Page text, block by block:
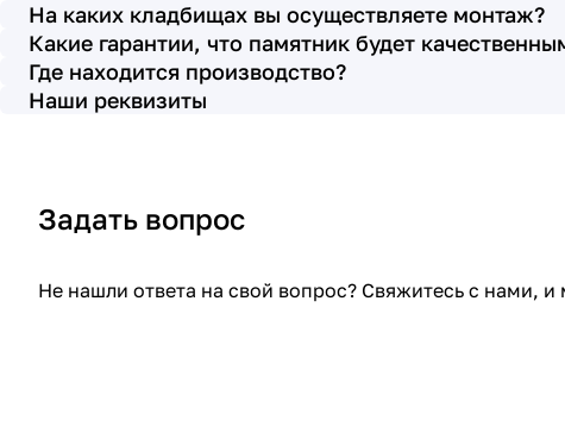
нареканий с нашей стороны, все наши
просьбы учтены. В первое наше
обращение мы также очень довольны
остались монтажниками - бригада
назначить эту же бригаду. Мне пошли
спокойно, но в тоже время, соблюдая
На каких кладбищах вы осуществляете монтаж?
Какие гарантии, что памятник будет
Где находится производство?
Наши реквизиты
Задать вопрос
Не нашли ответа на свой вопрос? Свяжитесь с